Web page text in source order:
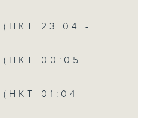
(HKT 23:04 -
(HKT 00:05 -
(HKT 01:04 -